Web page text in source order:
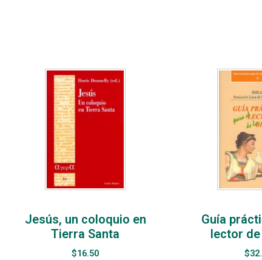
Jesús, un coloquio en
Tierra Santa
$16.50
Guía
lector
$